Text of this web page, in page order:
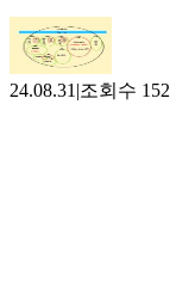
24.08.31 |조회수 152